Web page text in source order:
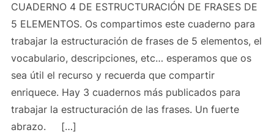
CUADERNO 4 DE ESTRUCTURACIÓN DE FRASES DE
5 ELEMENTOS. Os compartimos este cuaderno para
trabajar la estructuración de frases de 5 elementos, el
vocabulario, descripciones, etc… esperamos que os
sea útil el recurso y recuerda que compartir
enriquece. Hay 3 cuadernos más publicados para
trabajar la estructuración de las frases. Un fuerte
abrazo. […]